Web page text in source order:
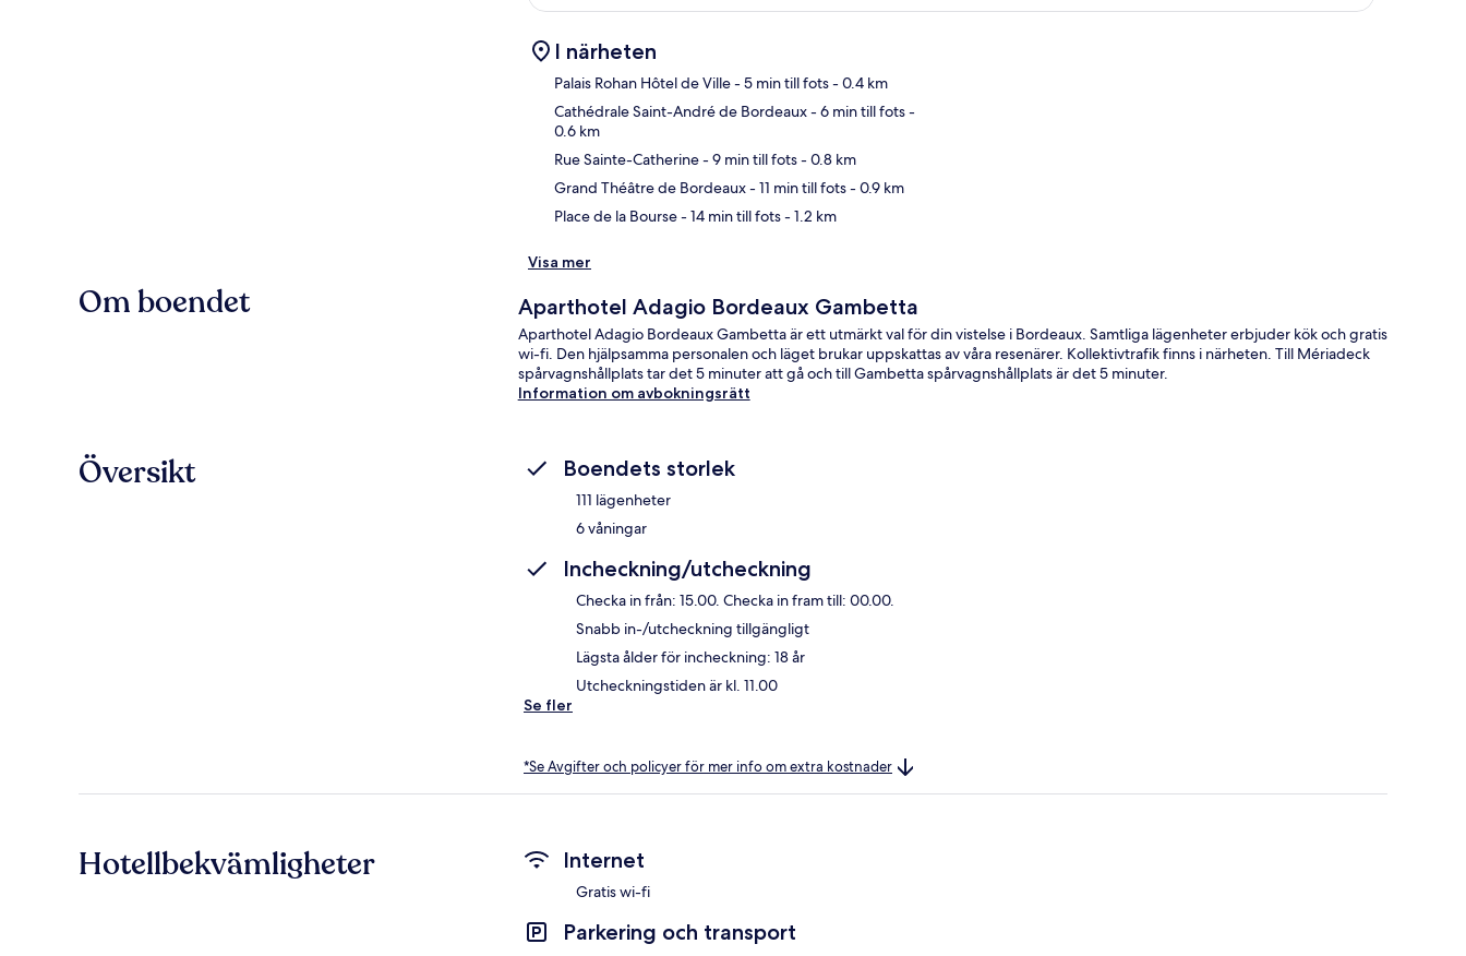
I närheten
Palais Rohan Hôtel de Ville- 5 min till fots- 0.4 km
Cathédrale Saint-André de Bordeaux- 6 min till fots-
0.6 km
Rue Sainte-Catherine- 9 min till fots- 0.8 km
Grand Théâtre de Bordeaux- 11 min till fots- 0.9 km
Place de la Bourse- 14 min till fots- 1.2 km
Visa mer
Om boendet Aparthotel Adagio Bordeaux Gambetta
Aparthotel Adagio Bordeaux Gambetta är ett utmärkt val för din vistelse i Bordeaux. Samtliga lägenheter erbjuder kök och gratis
wi-fi. Den hjälpsamma personalen och läget brukar uppskattas av våra resenärer. Kollektivtrafik finns i närheten. Till Mériadeck
spårvagnshållplats tar det 5 minuter att gå och till Gambetta spårvagnshållplats är det 5 minuter.
Information om avbokningsrätt
Översikt Boendets storlek
111 lägenheter
6 våningar
Incheckning/utcheckning
Checka in från: 15.00. Checka in fram till: 00.00.
Snabb in-/utcheckning tillgängligt
Lägsta ålder för incheckning: 18 år
Utcheckningstiden är kl. 11.00
Se fler
*Se Avgifter och policyer för mer info om extra kostnader
Hotellbekvämligheter Internet
Gratis wi-fi
Parkering och transport